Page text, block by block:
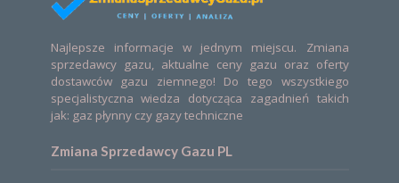
Najlepsze informacje w jednym miejscu. Zmiana
sprzedawcy gazu, aktualne ceny gazu oraz oferty
dostawców gazu ziemnego! Do tego wszystkiego
specjalistyczna wiedza dotycząca zagadnień takich
jak: gaz płynny czy gazy techniczne
Zmiana Sprzedawcy Gazu PL